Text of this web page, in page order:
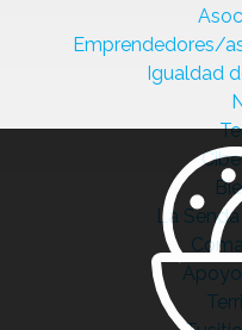
Emprendedores/
Igualdad
La